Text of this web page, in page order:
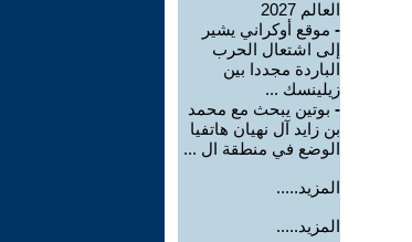
العالم 2027
- موقع أوكراني يشير
إلى اشتعال الحرب
الباردة مجددا بين
زيلينسك ...
- بوتين يبحث مع محمد
بن زايد آل نهيان هاتفيا
الوضع في منطقة ال ...
المزيد.....
المزيد.....